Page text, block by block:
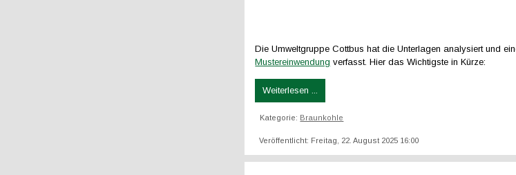
Die Umweltgruppe Cottbus hat die Unterlagen analysiert und
Mustereinwendung verfasst. Hier das Wichtigste in Kürze:
Weiterlesen ...
Kategorie: Braunkohle
Veröffentlicht: Freitag, 22. August 2025 16:00